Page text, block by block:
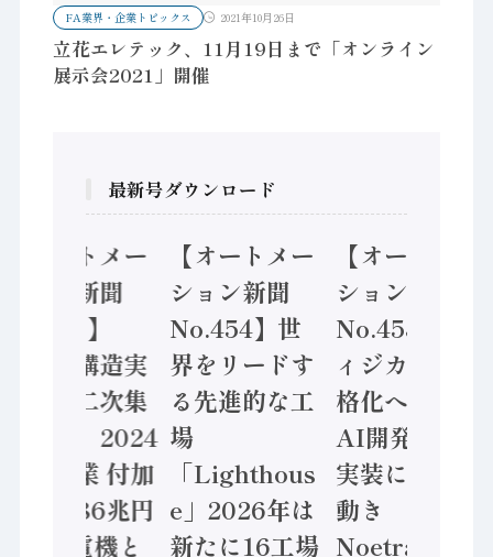
FA業界・企業トピックス 2021年10月26日
立花エレテック、11月19日まで「オンライン
展示会2021」開催
最新号ダウンロード
【オートメー
ション新聞
No.455】
「経済構造実
態調査二次集
計結果」2024
年製造業 付加
価値額86兆円
/ 三菱電機と
【オートメー
ション新聞
No.454】世
界をリードす
る先進的な工
場
「Lighthous
e」2026年は
新たに16工場
【オートメー
ション新聞
No.453】フ
ィジカルAI本
格化へ 国産
AI開発や社会
実装に活発な
動き
Noetra、富士